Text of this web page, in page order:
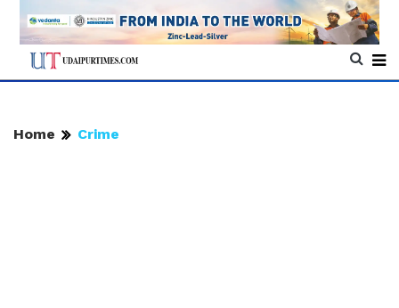
Home Crime